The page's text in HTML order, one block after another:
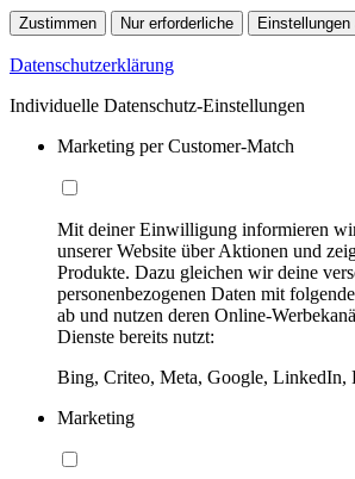
Zustimmen Nur erforderliche Einstellungen
Datenschutzerklärung
Individuelle Datenschutz-Einstellungen
Marketing per Customer-Match
Mit deiner Einwilligung informieren
unserer Website über Aktionen und
Produkte. Dazu gleichen wir deine
personenbezogenen Daten mit
ab und nutzen deren Online-
Dienste bereits nutzt:
Bing, Criteo, Meta, Google, LinkedIn,
Marketing